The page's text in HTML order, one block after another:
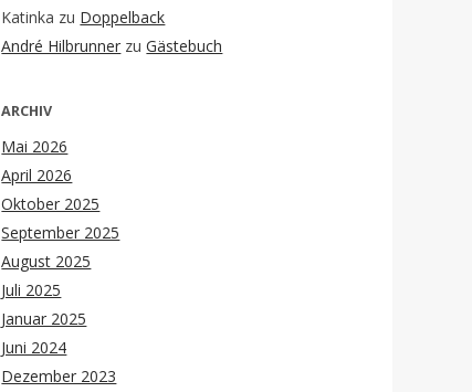
Katinka zu Doppelback
André Hilbrunner zuGästebuch
ARCHIV
Mai 2026
April 2026
Oktober 2025
September 2025
August 2025
Juli 2025
Januar 2025
Juni 2024
Dezember 2023